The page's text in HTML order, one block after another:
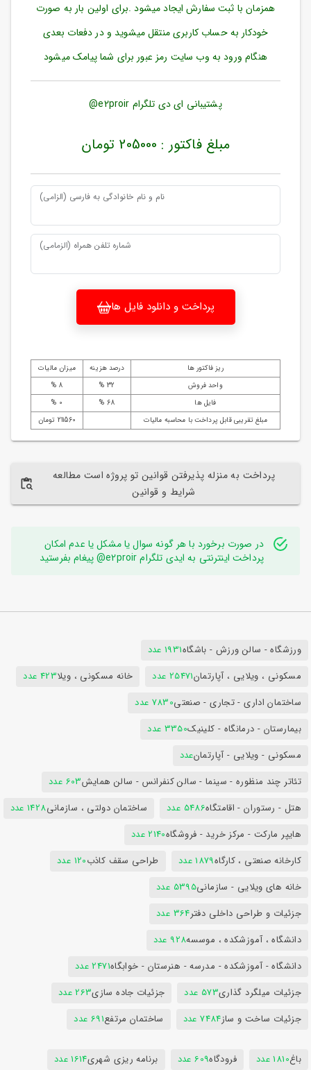
مندی
ها
همزمان با ثبت سفارش ایجاد میشود .برای اولین بار به صورت
خودکار به حساب کاربری منتقل میشوید و در دفعات بعدی
هنگام ورود به وب سایت رمز عبور برای شما پیامک میشود
پشتیبانی ای دی تلگرام e2proir@
مبلغ فاکتور : 205000 تومان
نام و نام خانوادگی به فارسی (الزامی)
شماره تلفن همراه (الزمامی)
پرداخت و دانلود فایل ها
ریز فاکتور ها درصد هزینه
میزان مالیات
واحد فروش
32 %
8 %
فایل ها
68 %
0 %
مبلغ تقریبی قابل پرداخت با محاسبه مالیات
211560 تومان
پرداخت به منزله پذیرفتن قوانین تو پروژه است مطالعه
شرایط و قوانین
در صورت برخورد با هر گونه سوال یا مشکل یا عدم امکان
پرداخت اینترنتی به ایدی تلگرام e2proir@ پیغام بفرستید
ورزشگاه - سالن ورزش - باشگاه1931 عدد
مسکونی ، ویلایی ، آپارتمان25471 عدد خانه مسکونی ، ویلا423 عدد
ساختمان اداری - تجاری - صنعتی7830 عدد
بیمارستان - درمانگاه - کلینیک3350 عدد
مسکونی - ویلایی - آپارتمانعدد
تئاتر چند منظوره - سینما - سالن کنفرانس - سالن همایش603 عدد
هتل - رستوران - اقامتگاه5486 عدد ساختمان دولتی ، سازمانی1428 عدد
هایپر مارکت - مرکز خرید - فروشگاه2140 عدد
کارخانه صنعتی ، کارگاه1879 عدد طراحی سقف کاذب120 عدد
خانه های ویلایی - سازمانی5395 عدد
جزئیات و طراحی داخلی دفتر364 عدد
دانشگاه ، آموزشکده ، موسسه928 عدد
دانشگاه - آموزشکده - مدرسه - هنرستان - خوابگاه2471 عدد
جزئیات میلگرد گذاری573 عدد جزئیات جاده سازی263 عدد
جزئیات ساخت و ساز7484 عدد ساختمان مرتفع691 عدد
باغ1810 عدد فرودگاه609 عدد برنامه ریزی شهری1614 عدد